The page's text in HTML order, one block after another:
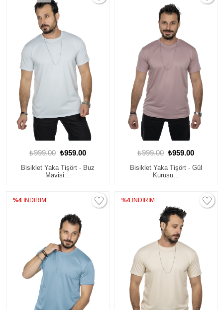
₺999.00 ₺959.00
Bisiklet Yaka Tişört - Buz
Mavisi...
₺999.00 ₺959.00
Bisiklet Yaka Tişört - Gül
Kurusu...
%4 İNDİRİM %4İNDİRİM